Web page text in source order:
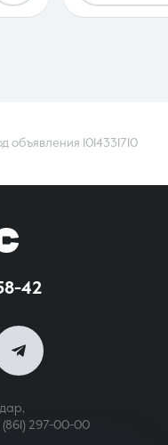
объявления 1014331710
42
(861) 297-00-00